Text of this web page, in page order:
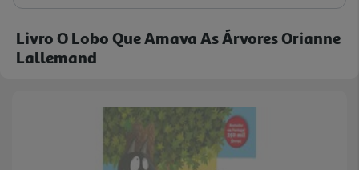
Livro O Lobo Que Amava As Árvores Orianne
Lallemand